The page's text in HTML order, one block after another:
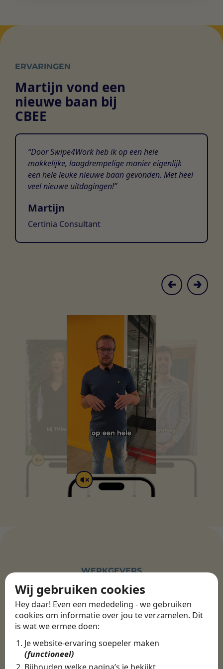
Wij gebruiken cookies
Hey daar! Even een mededeling - we gebruiken
cookies om informatie over jou te verzamelen. Dit
is wat we ermee doen:
Je website-ervaring soepeler maken
(functioneel)
Bijhouden welke pagina’s je bekijkt
ERVARINGEN
Martijn vond een
nieuwe baan bij
CBEE
Door Swipe4Work heb ik op een hele
makkelijke, laagdrempelige manier eigenlijk
een hele leuke nieuwe baan gevonden. Met heel
veel nieuwe uitdagingen!
Martijn
Certinia Consultant
WERKGEVERS
Ontdek meer dan 500+
werkgevers
Marketing & Communicatie
Sales & Inkoop
Onderwijs & Kinderopvang
Techniek, Productie, Logistiek & Groen